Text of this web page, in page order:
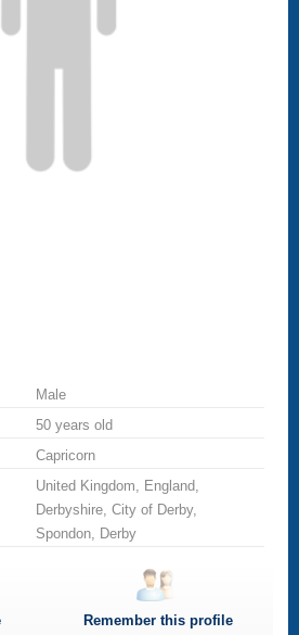
Male
50 years old
Capricorn
United Kingdom, England,
Derbyshire, City of Derby,
Spondon, Derby
Remember this profile